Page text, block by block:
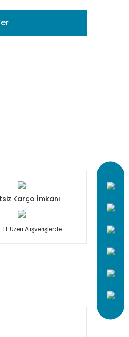
Kargo İmkanı
Üzeri Alışverişlerde